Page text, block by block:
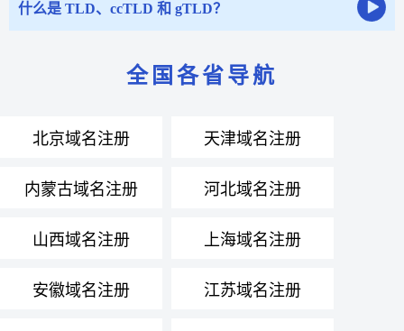
什么是 TLD、ccTLD 和 gTLD？
全国各省导航
北京域名注册 天津域名注册
内蒙古域名注册 河北域名注册
山西域名注册 上海域名注册
安徽域名注册 江苏域名注册